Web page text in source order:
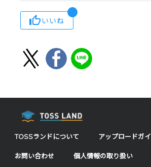
いいね
TOSSランドについて アップロードガ
お問い合わせ 個人情報の取り扱い